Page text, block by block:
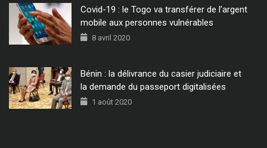
Covid-19 : le Togo va transférer de l’argent
mobile aux personnes vulnérables
8 avril 2020
Bénin : la délivrance du casier judiciaire et
la demande du passeport digitalisées
1 août 2020